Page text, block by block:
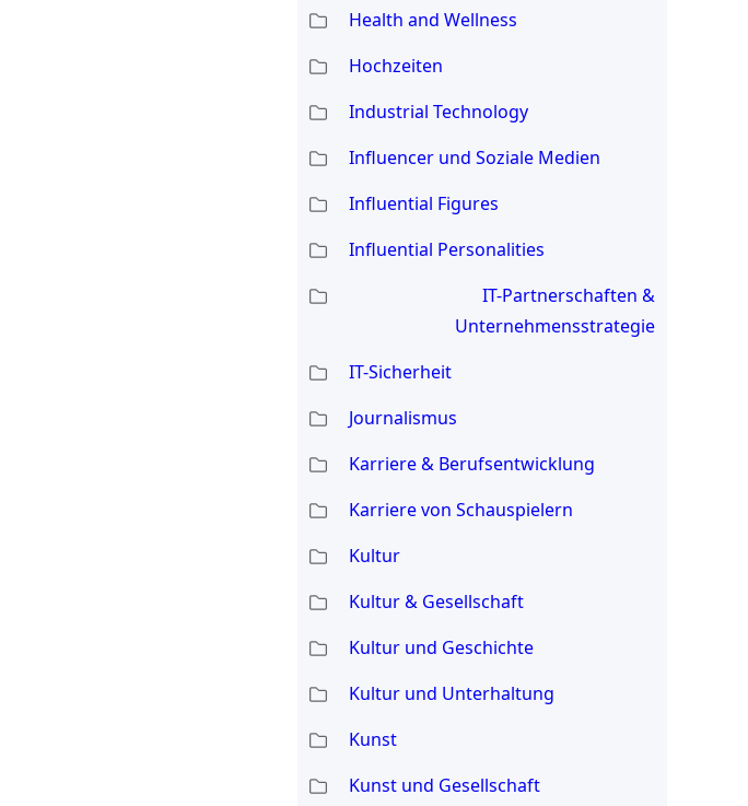
Health and Wellness
Hochzeiten
Industrial Technology
Influencer und Soziale Medien
Influential Figures
Influential Personalities
IT-Partnerschaften &
Unternehmensstrategie
IT-Sicherheit
Journalismus
Karriere & Berufsentwicklung
Karriere von Schauspielern
Kultur
Kultur & Gesellschaft
Kultur und Geschichte
Kultur und Unterhaltung
Kunst
Kunst und Gesellschaft